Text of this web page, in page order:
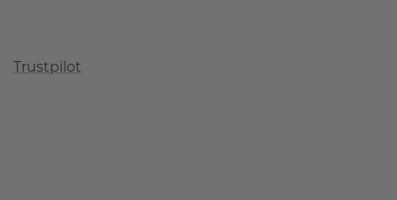
Trustpilot